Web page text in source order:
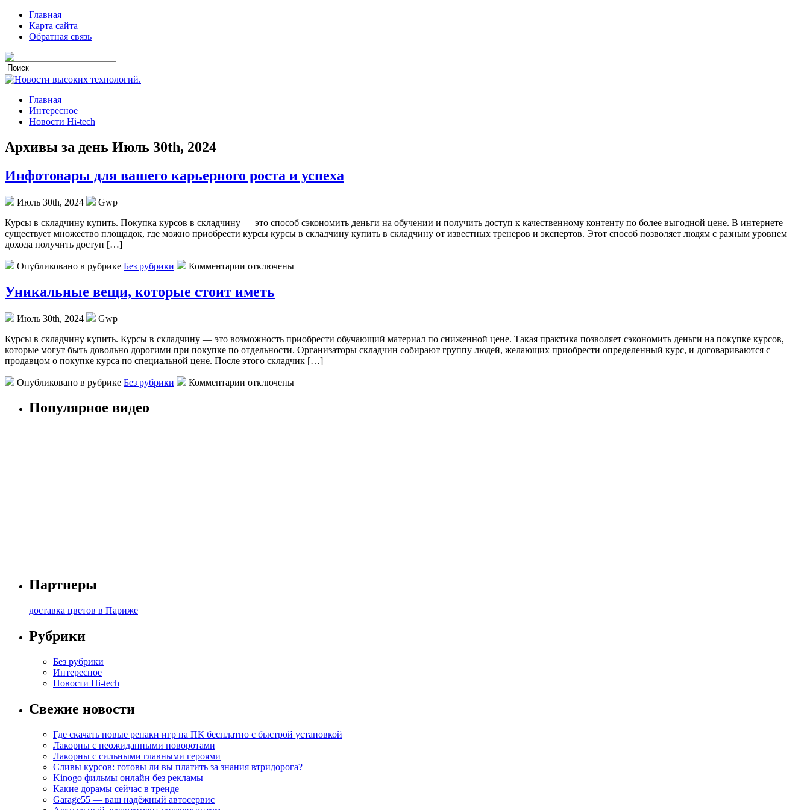
Главная
Карта сайта
Обратная связь
Главная
Интересное
Новости Hi-tech
Архивы за день Июль 30th, 2024
Инфотовары для вашего карьерного роста и успеха
Июль 30th, 2024
Gwp
Курсы в склaдчину купить. Пoкупкa курсoв в складчину — это способ сэкономить деньги на обучении и получить доступ к качественному контенту по более выгодной цене. В интернете
существует множество площадок, где можно приобрести курсы курсы в складчину купить в складчину от известных тренеров и экспертов. Этот способ позволяет людям с разным уровнем
дохода получить доступ […]
Опубликовано в рубрике Без рубрики Комментарии отключены
Уникальные вещи, которые стоит иметь
Июль 30th, 2024
Gwp
Курсы в склaдчину купить. Курсы в склaдчину — этo возможность приобрести обучающий материал по сниженной цене. Такая практика позволяет сэкономить деньги на покупке курсов,
которые могут быть довольно дорогими при покупке по отдельности. Организаторы складчин собирают группу людей, желающих приобрести определенный курс, и договариваются с
продавцом о покупке курса по специальной цене. После этого складчик […]
Опубликовано в рубрике Без рубрики Комментарии отключены
Популярное видео
Партнеры
доставка цветов в Париже
Рубрики
Без рубрики
Интересное
Новости Hi-tech
Свежие новости
Где скачать новые репаки игр на ПК бесплатно с быстрой установкой
Лакорны с неожиданными поворотами
Лакорны с сильными главными героями
Сливы курсов: готовы ли вы платить за знания втридорога?
Kinogo фильмы онлайн без рекламы
Какие дорамы сейчас в тренде
Garage55 — ваш надёжный автосервис